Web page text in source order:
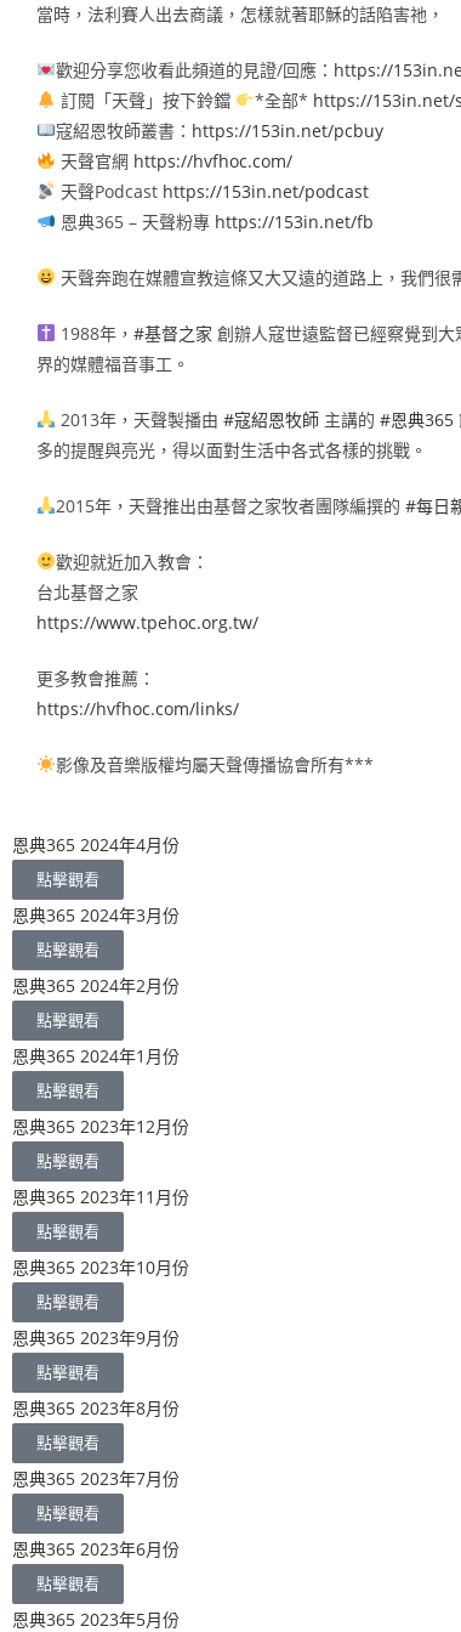
當時，法利賽人出去商議，怎樣就著耶穌的話陷害祂，
歡迎分享您收看此頻道的見證/回應： https://
訂閱「天聲」按下鈴鐺
*全部* https://153in.net/
寇紹恩牧師叢書： https://153in.net/pcbuy
天聲官網 https://hvfhoc.com/
天聲Podcast https://153in.net/podcast
恩典365 – 天聲粉專 https://153in.net/fb
天聲奔跑在媒體宣教這條又大又遠的道路上，我們
1988年， #基督之家 創辦人寇世遠監督已經察覺到
界的媒體福音事工。
2013年，天聲製播由 #寇紹恩牧師主講的 #恩典365
多的提醒與亮光，得以面對生活中各式各樣的挑戰。
2015年，天聲推出由基督之家牧者團隊編撰的 #每日
歡迎就近加入教會：
台北基督之家
https://www.tpehoc.org.tw/
更多教會推薦：
https://hvfhoc.com/links/
影像及音樂版權均屬天聲傳播協會所有***
恩典365 2024年4月份
點擊觀看
恩典365 2024年3月份
點擊觀看
恩典365 2024年2月份
點擊觀看
恩典365 2024年1月份
點擊觀看
恩典365 2023年12月份
點擊觀看
恩典365 2023年11月份
點擊觀看
恩典365 2023年10月份
點擊觀看
恩典365 2023年9月份
點擊觀看
恩典365 2023年8月份
點擊觀看
恩典365 2023年7月份
點擊觀看
恩典365 2023年6月份
點擊觀看
恩典365 2023年5月份